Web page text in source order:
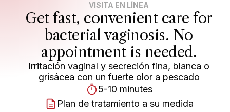
VISITA EN LÍNEA
Get fast, convenient care for
bacterial vaginosis. No
appointment is needed.
Irritación vaginal y secreción fina, blanca o
grisácea con un fuerte olor a pescado
5-10 minutes
Plan de tratamiento a su medida